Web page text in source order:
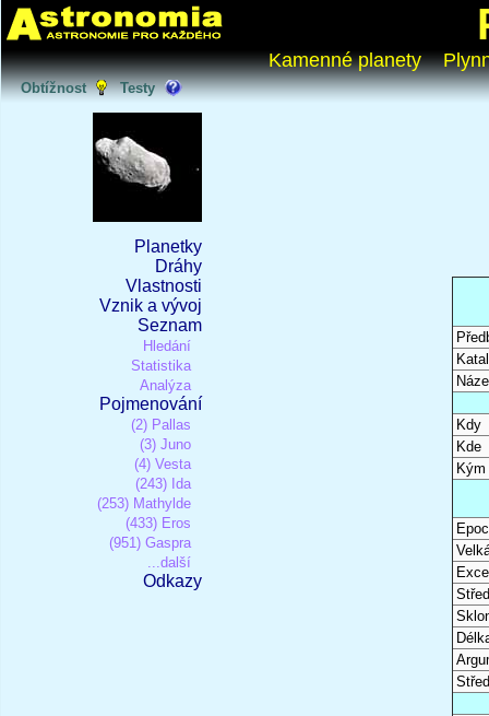
Kamenné planety
Obtížnost Testy
Planetky
Dráhy
Vlastnosti
Vznik a vývoj
Seznam
Hledání
Statistika
Analýza
Pojmenování
(2) Pallas
(3) Juno
(4) Vesta
(243) Ida
(253) Mathylde
(433) Eros
(951) Gaspra
...další
Odkazy
Kdy
Kde
Kým